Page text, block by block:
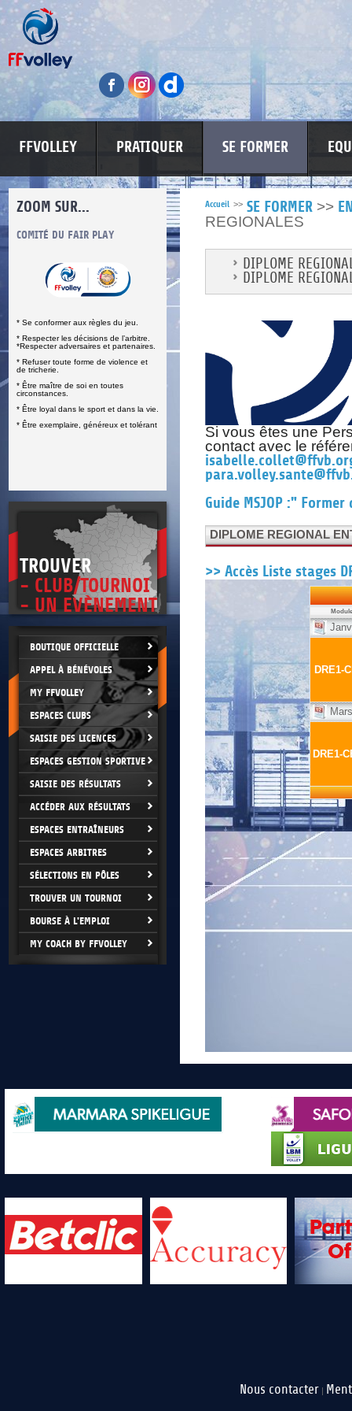
FFVOLLEY PRATIQUER SE FORMER
ZOOM SUR...
COMITÉ DU FAIR PLAY
* Se conformer aux règles du jeu.
* Respecter les décisions de l’arbitre.
*Respecter adversaires et partenaires.
* Refuser toute forme de violence et
de tricherie.
* Être maître de soi en toutes
circonstances.
* Être loyal dans le sport et dans la vie.
* Être exemplaire, généreux et tolérant
LUTTE CONTRE LES VIOLENCES
TROUVER
- CLUB/TOURNOI
- UN EVÈNEMENT
BOUTIQUE OFFICIELLE
APPEL À BÉNÉVOLES
MY FFVOLLEY
ESPACES CLUBS
SAISIE DES LICENCES
ESPACES GESTION SPORTIVE
SAISIE DES RÉSULTATS
ACCÉDER AUX RÉSULTATS
ESPACES ENTRAÎNEURS
ESPACES ARBITRES
SÉLECTIONS EN PÔLES
TROUVER UN TOURNOI
BOURSE À L'EMPLOI
MY COACH BY FFVOLLEY
Accueil >> SE FORMER >>
REGIONALES
DIPLOME
DIPLOME
Si vous êtes une
contact avec le
Guide MSJOP :"
DIPLOME REGIONAL
>> Accès Liste stages
Nous contacter |